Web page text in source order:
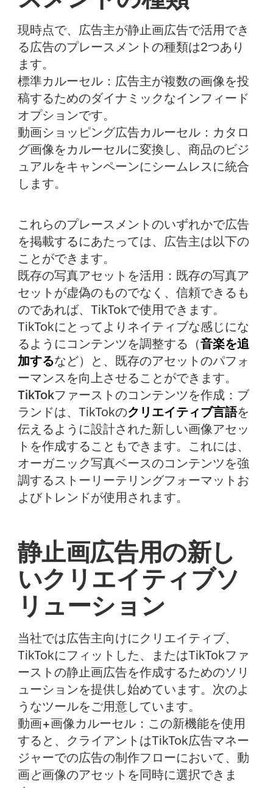
現時点で、広告主が静止画広告で活用でき
る広告のプレースメントの種類は2つあり
ます。
標準カルーセル： 広告主が複数の画像を投
稿するためのダイナミックなインフィード
オプションです。
動画ショッピング広告カルーセル： カタロ
グ画像をカルーセルに変換し、商品のビジ
ュアルをキャンペーンにシームレスに統合
します。
これらのプレースメントのいずれかで広告
を掲載するにあたっては、広告主は以下の
ことができます。
既存の写真アセットを活用： 既存の写真ア
セットが虚偽のものでなく、信頼できるも
のであれば、TikTokで使用できます。
TikTokにとってよりネイティブな感じにな
るようにコンテンツを調整する（音楽を追
加するなど）と、既存のアセットのパフォ
ーマンスを向上させることができます。
TikTokファーストのコンテンツを作成： ブ
ランドは、TikTokのクリエイティブ言語を
伝えるように設計された新しい画像アセッ
トを作成することもできます。これには、
オーガニック写真ベースのコンテンツを強
調するストーリーテリングフォーマットお
よびトレンドが使用されます。
静止画広告用の新し
いクリエイティブソ
リューション
当社では広告主向けにクリエイティブ、
TikTokにフィットした、またはTikTokファ
ーストの静止画広告を作成するためのソリ
ューションを提供し始めています。次のよ
うなツールをご用意しています。
動画+画像カルーセル： この新機能を使用
すると、クライアントはTikTok広告マネー
ジャーでの広告の制作フローにおいて、動
画と画像のアセットを同時に選択できま